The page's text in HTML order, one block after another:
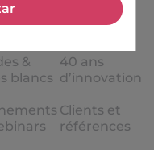
&
blancs
d’Odigo
40 ans
d’innovation
Clients et
références